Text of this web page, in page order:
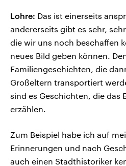
Lohre: Das ist einerseits
andererseits gibt es sehr,
die wir uns noch beschaffen
neues Bild geben können.
Familiengeschichten, die
Großeltern transportiert
sind es Geschichten, die das
erzählen.
Zum Beispiel habe ich auf
Erinnerungen und nach
auch einen Stadthistoriker